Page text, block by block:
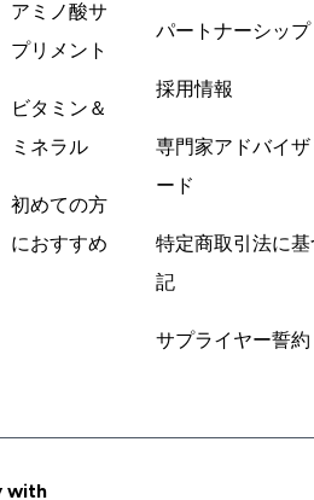
アミノ酸サ
プリメント
ビタミン＆
ミネラル
初めての方
におすすめ
パートナーシップ
採用情報
専門家アドバイザ
ード
特定商取引法に基
記
サプライヤー誓約
with